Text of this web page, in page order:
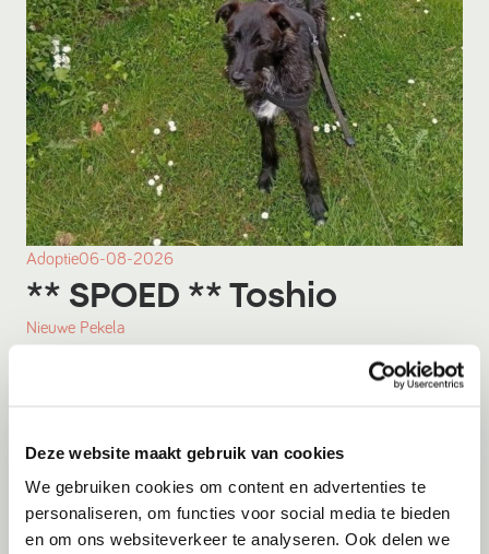
Deze website maakt gebruik van cookies
We gebruiken cookies om content en advertenties te
personaliseren, om functies voor social media te bieden
en om ons websiteverkeer te analyseren. Ook delen we
Adoptie06-08-2026
** SPOED ** Toshio
Nieuwe Pekela